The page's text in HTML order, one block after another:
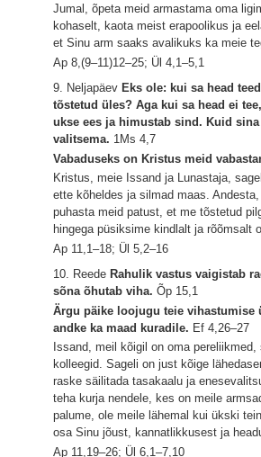
Jumal, õpeta meid armastama oma
kohaselt, kaota meist erapoolikus ja
et Sinu arm saaks avalikuks ka meie
Ap 8,(9–11)12–25; Ül 4,1–5,1
9. Neljapäev Eks ole: kui sa head
tõstetud üles? Aga kui sa head ei
ukse ees ja himustab sind. Kuid
valitsema. 1Ms 4,7
Vabaduseks on Kristus meid
Kristus, meie Issand ja Lunastaja,
ette kõheldes ja silmad maas.
puhasta meid patust, et me tõstetud
hingega püsiksime kindlalt ja rõõmsalt
Ap 11,1–18; Ül 5,2–16
10. Reede Rahulik vastus vaigistab
sõna õhutab viha.Õp 15,1
Ärgu päike loojugu teie vihastumise
andke ka maad kuradile. Ef 4,26–27
Issand, meil kõigil on oma pereliikmed,
kolleegid. Sageli on just kõige
raske säilitada tasakaalu ja
teha kurja nendele, kes on meile
palume, ole meile lähemal kui ükski
osa Sinu jõust, kannatlikkusest ja
Ap 11,19–26; Ül 6,1–7,10